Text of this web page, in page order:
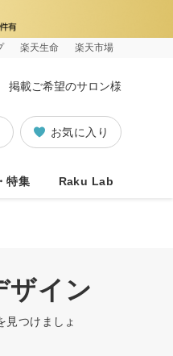
楽天生命 楽天市場
掲載ご希望のサロン様
お気に入り
特集 Raku Lab
ザイン
見つけましょ